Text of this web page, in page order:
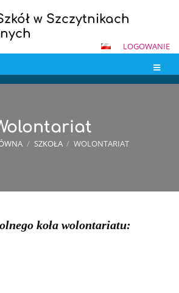
w Szczytnikach
LOGOWANIE
/ SZKOŁA / WOLONTARIAT
koła wolontariatu: